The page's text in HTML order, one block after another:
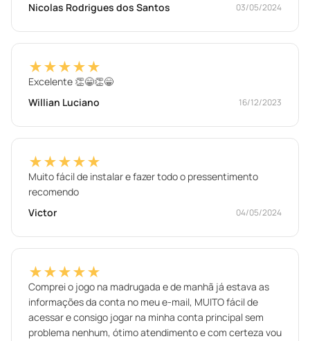
Nicolas Rodrigues dos Santos
03/05/2024
★★★★★
Excelente 👏😁👏😁
Willian Luciano
16/12/2023
★★★★★
Muito fácil de instalar e fazer todo o pressentimento
recomendo
Victor
04/05/2024
★★★★★
Comprei o jogo na madrugada e de manhã já estava as
informações da conta no meu e-mail, MUITO fácil de
acessar e consigo jogar na minha conta principal sem
problema nenhum, ótimo atendimento e com certeza vou